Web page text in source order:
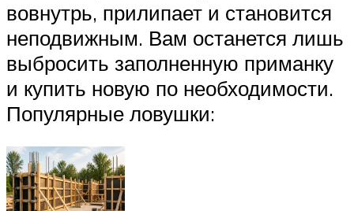
вовнутрь, прилипает и становится
неподвижным. Вам останется лишь
выбросить заполненную приманку
и купить новую по необходимости.
Популярные ловушки: